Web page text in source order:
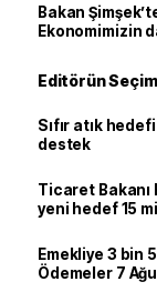
Bakan
Ekonomimizin
Editörün
Sıfır atık
destek
Ticaret
yeni hedef 15
Emekliye 3 bin
Ödemeler 7